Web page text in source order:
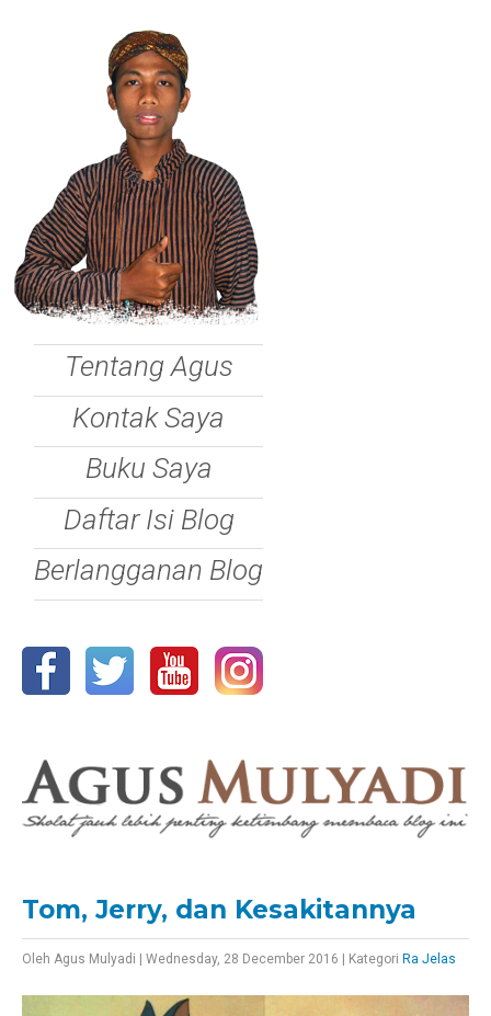
Tentang Agus
Kontak Saya
Buku Saya
Daftar Isi Blog
Berlangganan Blog
Tom, Jerry, dan Kesakitannya
Oleh Agus Mulyadi Wednesday, 28 December 2016 Kategori Ra Jelas